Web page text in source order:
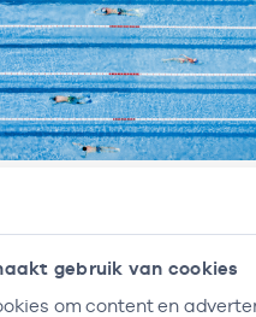
gebruik van cookies
om content en
Praktijkspiegel
nieuwe versie van de
voor huisartsen live